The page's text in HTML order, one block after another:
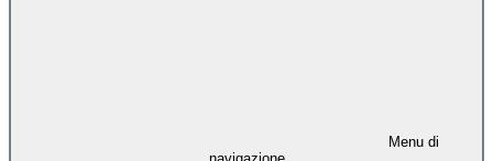
Menu di